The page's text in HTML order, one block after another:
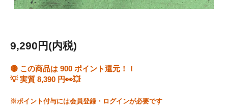
9,290円(内税)
🟡 この商品は 900 ポイント還元！！
💡 実質 8,390 円👀💥
※ポイント付与には会員登録・ログインが必要です